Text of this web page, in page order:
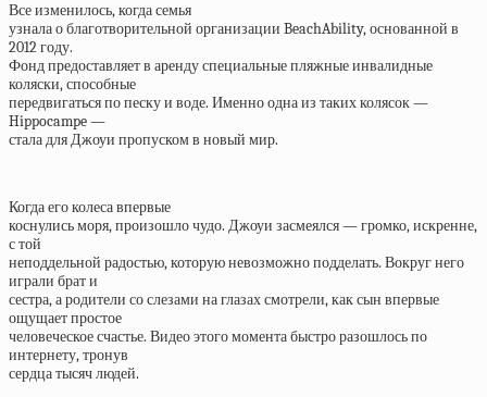
Все изменилось, когда семья
узнала о благотворительной организации BeachAbility, основанной в
2012 году.
Фонд предоставляет в аренду специальные пляжные инвалидные
коляски, способные
передвигаться по песку и воде. Именно одна из таких колясок —
Hippocampe —
стала для Джоуи пропуском в новый мир.
Когда его колеса впервые
коснулись моря, произошло чудо. Джоуи засмеялся — громко, искренне,
с той
неподдельной радостью, которую невозможно подделать. Вокруг него
играли брат и
сестра, а родители со слезами на глазах смотрели, как сын впервые
ощущает простое
человеческое счастье. Видео этого момента быстро разошлось по
интернету, тронув
сердца тысяч людей.